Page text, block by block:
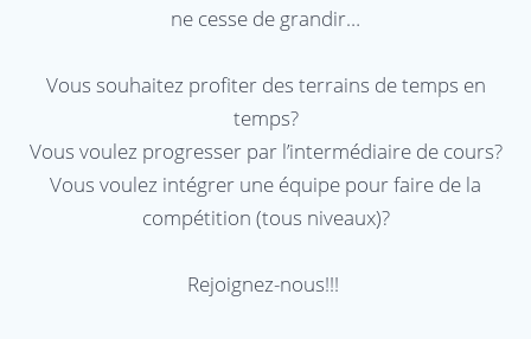
ne cesse de grandir…
Vous souhaitez profiter des terrains de temps en
temps?
Vous voulez progresser par l’intermédiaire de cours?
Vous voulez intégrer une équipe pour faire de la
compétition (tous niveaux)?
Rejoignez-nous!!!